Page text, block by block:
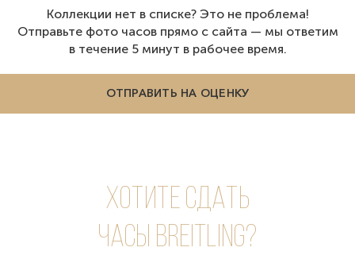
Коллекции нет в списке? Это не проблема!
Отправьте фото часов прямо с сайта — мы ответим
в течение 5 минут в рабочее время.
ОТПРАВИТЬ НА ОЦЕНКУ
Хотите сдать
часы Breitling?